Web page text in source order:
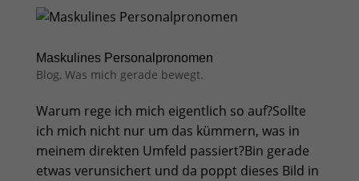
Maskulines Personalpronomen
Blog, Was mich gerade bewegt.
Warum rege ich mich eigentlich so auf?Sollte
ich mich nicht nur um das kümmern, was in
meinem direkten Umfeld passiert?Bin gerade
etwas verunsichert und da poppt dieses Bild in